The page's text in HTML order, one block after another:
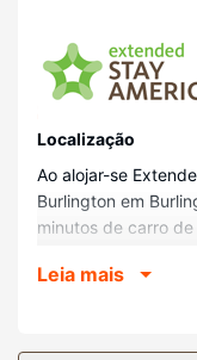
Localização
Ao alojar-se
Burlington em
minutos de carro
Garden.
Os 140 quartos
Leia mais